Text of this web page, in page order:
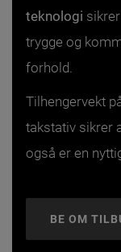
teknologi
trygge og
forhold.
Tilhengervekt
takstativ sikrer
også er en
BE OM